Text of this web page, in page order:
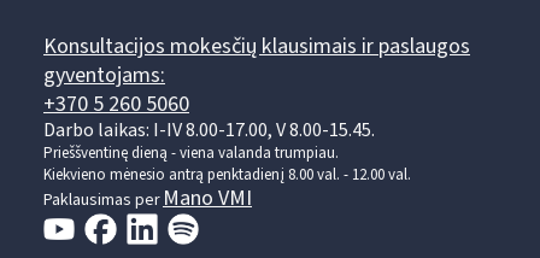
Konsultacijos mokesčių klausimais ir paslaugos
gyventojams:
+370 5 260 5060
Darbo laikas: I-IV 8.00-17.00, V 8.00-15.45.
Prieššventinę dieną - viena valanda trumpiau.
Kiekvieno mėnesio antrą penktadienį 8.00 val. - 12.00 val.
Paklausimas per Mano VMI